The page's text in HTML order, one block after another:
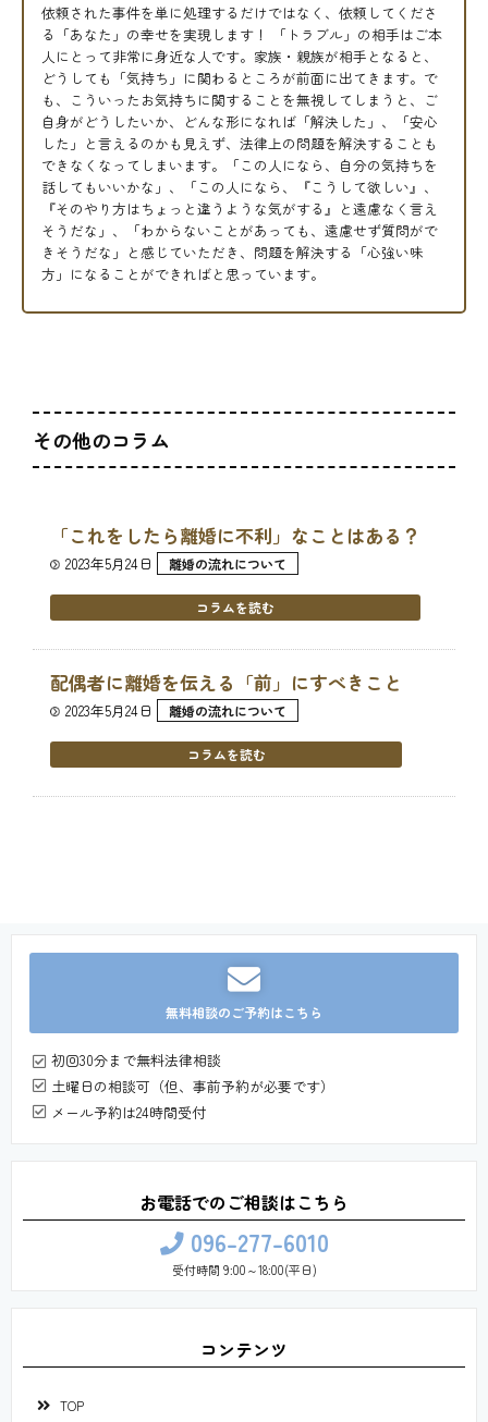
依頼された事件を単に処理するだけではなく、依頼してくださ
る「あなた」の幸せを実現します！ 「トラブル」の相手はご本
人にとって非常に身近な人です。家族・親族が相手となると、
どうしても「気持ち」に関わるところが前面に出てきます。で
も、こういったお気持ちに関することを無視してしまうと、ご
自身がどうしたいか、どんな形になれば「解決した」、「安心
した」と言えるのかも見えず、法律上の問題を解決することも
できなくなってしまいます。「この人になら、自分の気持ちを
話してもいいかな」、「この人になら、『こうして欲しい』、
『そのやり方はちょっと違うような気がする』と遠慮なく言え
そうだな」、「わからないことがあっても、遠慮せず質問がで
きそうだな」と感じていただき、問題を解決する「心強い味
方」になることができればと思っています。
その他のコラム
「これをしたら離婚に不利」なことはある？
2023年5月24日 離婚の流れについて
コラムを読む
配偶者に離婚を伝える「前」にすべきこと
2023年5月24日 離婚の流れについて
コラムを読む
無料相談のご予約はこちら
初回30分まで無料法律相談
土曜日の相談可（但、事前予約が必要です）
メール予約は24時間受付
お電話でのご相談はこちら
096-277-6010
受付時間 9:00～18:00(平日)
コンテンツ
TOP